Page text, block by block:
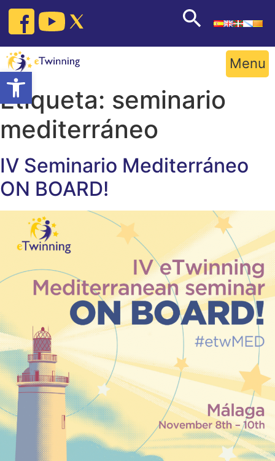
Open toolbar
Skip
content
Menu
Etiqueta: seminario
mediterráneo
IV Seminario Mediterráneo
ON BOARD!